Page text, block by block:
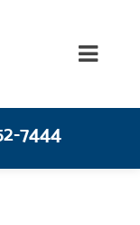
7444